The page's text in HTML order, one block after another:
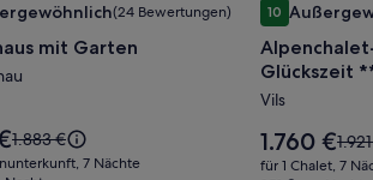
Außergewöhnlich, (24 Bewertungen)
(24 Bewertungen)
mit Garten
Der
alte
1.883 €
7 Nächte
für
Vils.tirol
-
Chalet
Glückszeit
1010 von 10,
Glückszeit
Dachterrasse
Vils
Der
Preis
1.760 €Der
alte
für 1 Chalet, 7